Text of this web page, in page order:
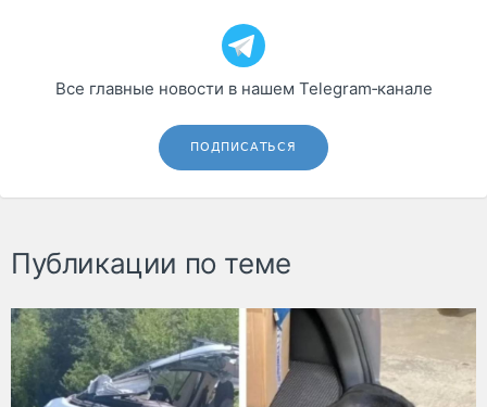
Все главные новости в нашем Telegram‑канале
ПОДПИСАТЬСЯ
Публикации по теме